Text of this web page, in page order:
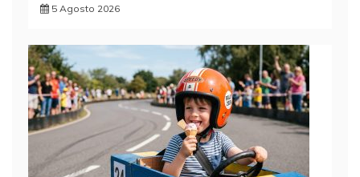
5 Agosto 2026